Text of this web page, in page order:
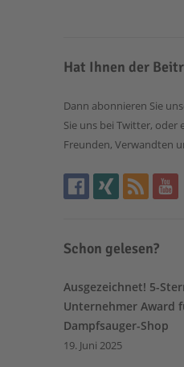
Hat Ihnen der
Dann abonnieren Sie
Sie uns bei Twitter, oder
Freunden, Verwandten
Schon gelesen?
Ausgezeichnet! 5-
Unternehmer Award
Dampfsauger-Shop
19. Juni 2025